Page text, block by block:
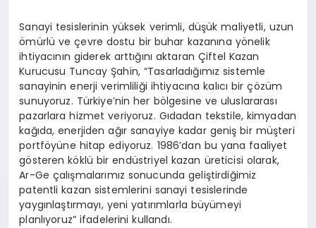
Sanayi tesislerinin yüksek verimli, düşük maliyetli, uzun
ömürlü ve çevre dostu bir buhar kazanına yönelik
ihtiyacının giderek arttığını aktaran Çiftel Kazan
Kurucusu Tuncay Şahin, “Tasarladığımız sistemle
sanayinin enerji verimliliği ihtiyacına kalıcı bir çözüm
sunuyoruz. Türkiye’nin her bölgesine ve uluslararası
pazarlara hizmet veriyoruz. Gıdadan tekstile, kimyadan
kağıda, enerjiden ağır sanayiye kadar geniş bir müşteri
portföyüne hitap ediyoruz. 1986’dan bu yana faaliyet
gösteren köklü bir endüstriyel kazan üreticisi olarak,
Ar-Ge çalışmalarımız sonucunda geliştirdiğimiz
patentli kazan sistemlerini sanayi tesislerinde
yaygınlaştırmayı, yeni yatırımlarla büyümeyi
planlıyoruz” ifadelerini kullandı.